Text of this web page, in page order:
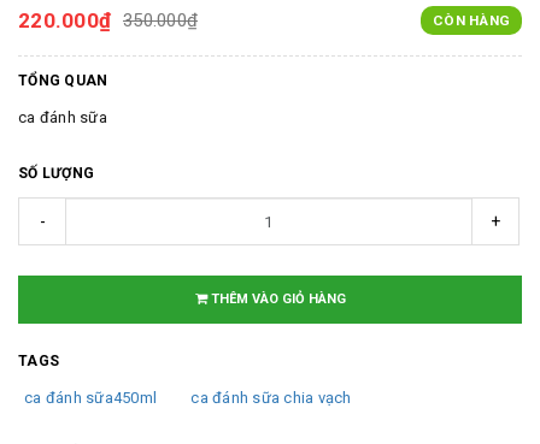
220.000₫ 350.000₫ CÒN HÀNG
TỔNG QUAN
ca đánh sữa
SỐ LƯỢNG
- +
THÊM VÀO GIỎ HÀNG
TAGS
ca đánh sữa450ml ca đánh sữa chia vạch